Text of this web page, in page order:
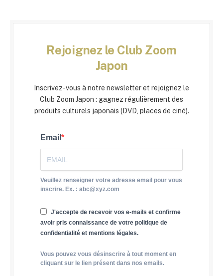
Rejoignez le Club Zoom
Japon
Inscrivez-vous à notre newsletter et rejoignez le
Club Zoom Japon : gagnez régulièrement des
produits culturels japonais (DVD, places de ciné).
Email
Veuillez renseigner votre adresse email pour vous
inscrire. Ex. : abc@xyz.com
J'accepte de recevoir vos e-mails et confirme
avoir pris connaissance de votre politique de
confidentialité et mentions légales.
Vous pouvez vous désinscrire à tout moment en
cliquant sur le lien présent dans nos emails.